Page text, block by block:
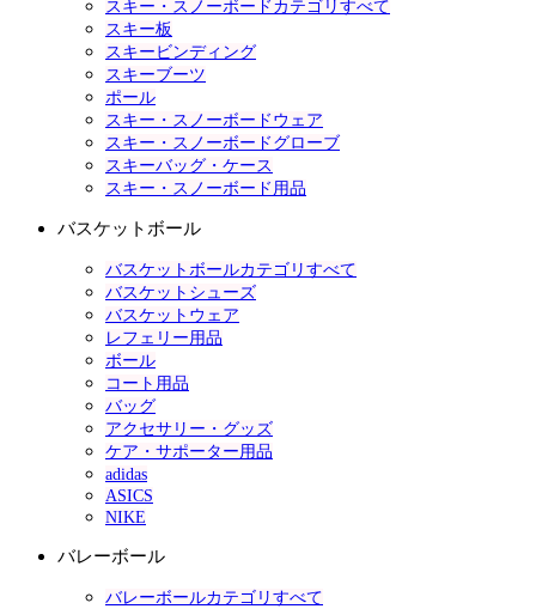
スキー・スノーボードカテゴリすべて
スキー板
スキービンディング
スキーブーツ
ポール
スキー・スノーボードウェア
スキー・スノーボードグローブ
スキーバッグ・ケース
スキー・スノーボード用品
バスケットボール
バスケットボールカテゴリすべて
バスケットシューズ
バスケットウェア
レフェリー用品
ボール
コート用品
バッグ
アクセサリー・グッズ
ケア・サポーター用品
adidas
ASICS
NIKE
バレーボール
バレーボールカテゴリすべて